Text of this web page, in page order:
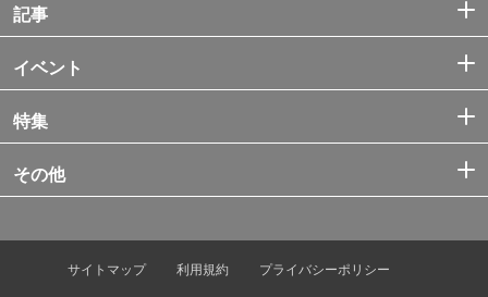
記事
イベント
特集
その他
サイトマップ 利用規約
プライバシーポリシー